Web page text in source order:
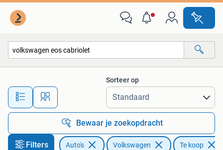
Alle afstanden…
Sorteer op
Bewaar je zoekopdracht
Filters Auto's Volkswagen Te koop